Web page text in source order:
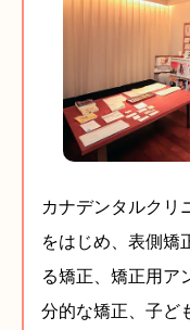
カナデンタルクリ
をはじめ、表側矯
る矯正、矯正用ア
分的な矯正、子ど